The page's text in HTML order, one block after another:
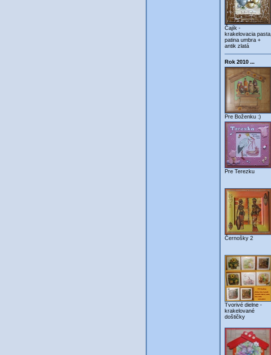
Čajík -
krakelovacia pasta,
patina umbra +
antik zlatá
Rok 2010 ...
Pre Boženku :)
Pre Terezku
Černošky 2
Tvorivé dielne -
krakelované
doštičky